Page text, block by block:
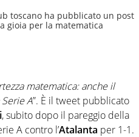
toscano ha pubblicato un post
gioia per la matematica
matematica: anche il
A”. È il tweet pubblicato
, subito dopo il pareggio della
A contro l’Atalanta per 1-1.